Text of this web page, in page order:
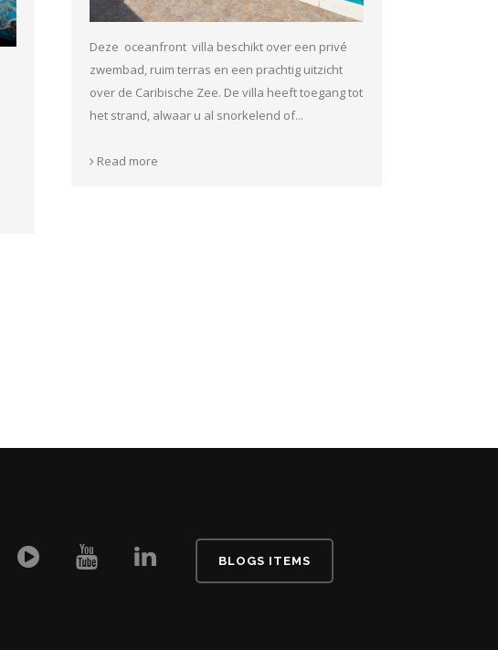
Deze oceanfront villa beschikt over een privé
zwembad, ruim terras en een prachtig uitzicht
over de Caribische Zee. De villa heeft toegang tot
het strand, alwaar u al snorkelend of...
Read more
BLOGS ITEMS